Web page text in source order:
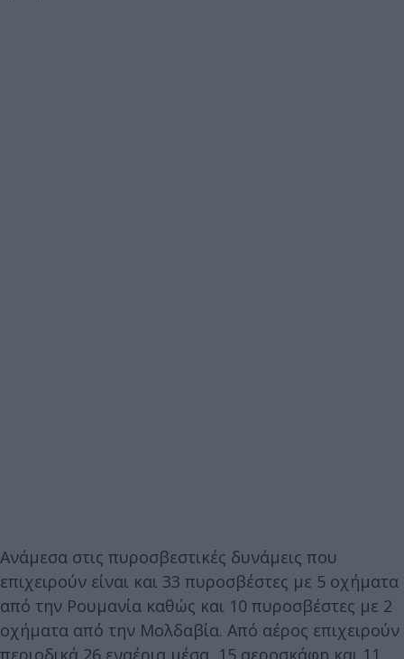
Ανάμεσα στις πυροσβεστικές δυνάμεις που
επιχειρούν είναι και 33 πυροσβέστες με 5 οχήματα
από την Ρουμανία καθώς και 10 πυροσβέστες με 2
οχήματα από την Μολδαβία. Από αέρος επιχειρούν
περιοδικά 26 εναέρια μέσα, 15 αεροσκάφη και 11